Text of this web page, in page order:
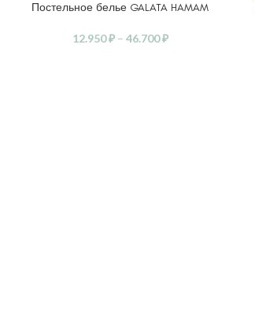
ВЫБЕРИТЕ ПАРАМЕТРЫ
Постельное белье GALATA HAMAM
12.950₽ – 46.700₽